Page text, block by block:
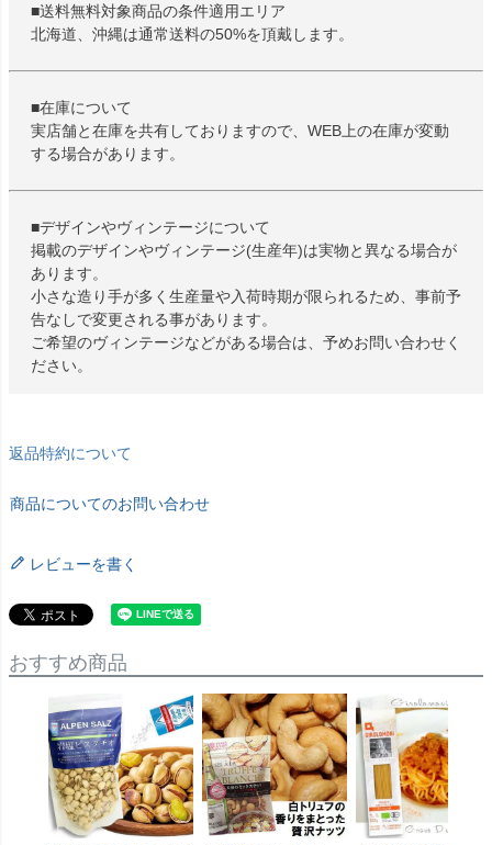
■送料無料対象商品の条件適用エリア
北海道、沖縄は通常送料の50%を頂戴します。
■在庫について
実店舗と在庫を共有しておりますので、WEB上の在庫が変動
する場合があります。
■デザインやヴィンテージについて
掲載のデザインやヴィンテージ(生産年)は実物と異なる場合が
あります。
小さな造り手が多く生産量や入荷時期が限られるため、事前予
告なしで変更される事があります。
ご希望のヴィンテージなどがある場合は、予めお問い合わせく
ださい。
返品特約について
商品についてのお問い合わせ
レビューを書く
おすすめ商品